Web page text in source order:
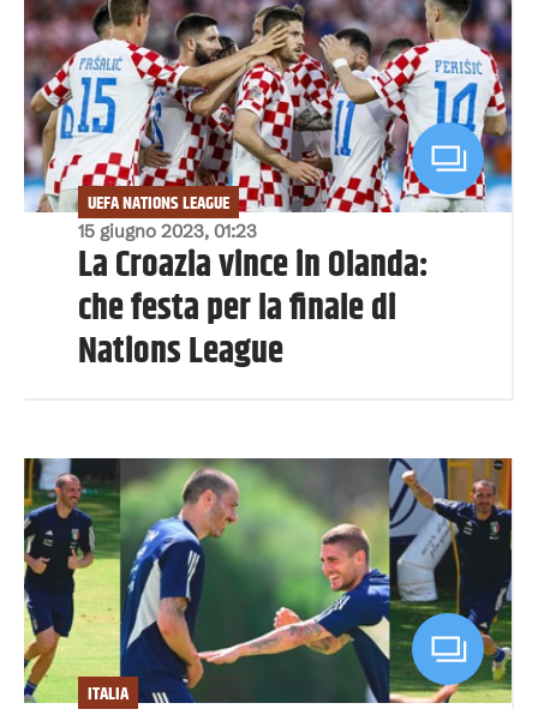
15 giugno 2023, 01:23
UEFA NATIONS LEAGUE
La Croazia vince in Olanda:
che festa per la finale di
Nations League
ITALIA